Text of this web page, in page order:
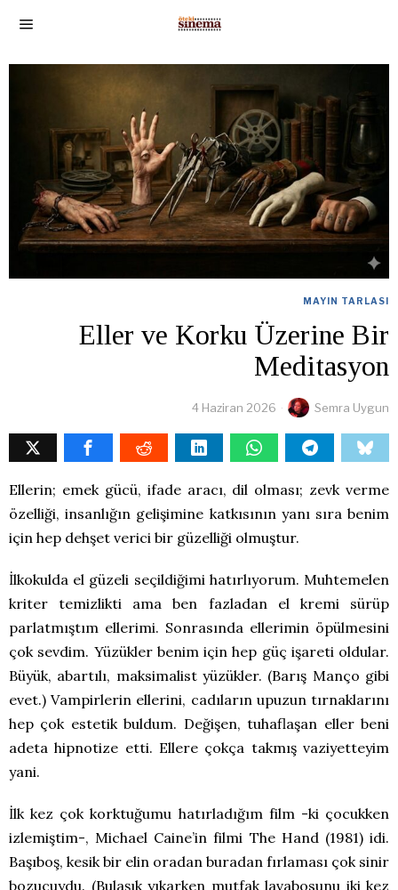
MAYIN TARLASI
Eller ve Korku Üzerine Bir
Meditasyon
4 Haziran 2026 Semra Uygun
Ellerin; emek gücü, ifade aracı, dil olması; zevk verme
özelliği, insanlığın gelişimine katkısının yanı sıra benim
için hep dehşet verici bir güzelliği olmuştur.
İlkokulda el güzeli seçildiğimi hatırlıyorum. Muhtemelen
kriter temizlikti ama ben fazladan el kremi sürüp
parlatmıştım ellerimi. Sonrasında ellerimin öpülmesini
çok sevdim. Yüzükler benim için hep güç işareti oldular.
Büyük, abartılı, maksimalist yüzükler. (Barış Manço gibi
evet.) Vampirlerin ellerini, cadıların upuzun tırnaklarını
hep çok estetik buldum. Değişen, tuhaflaşan eller beni
adeta hipnotize etti. Ellere çokça takmış vaziyetteyim
yani.
İlk kez çok korktuğumu hatırladığım film -ki çocukken
izlemiştim-, Michael Caine’in filmi The Hand (1981) idi.
Başıboş, kesik bir elin oradan buradan fırlaması çok sinir
bozucuydu. (Bulaşık yıkarken mutfak lavabosunu iki kez